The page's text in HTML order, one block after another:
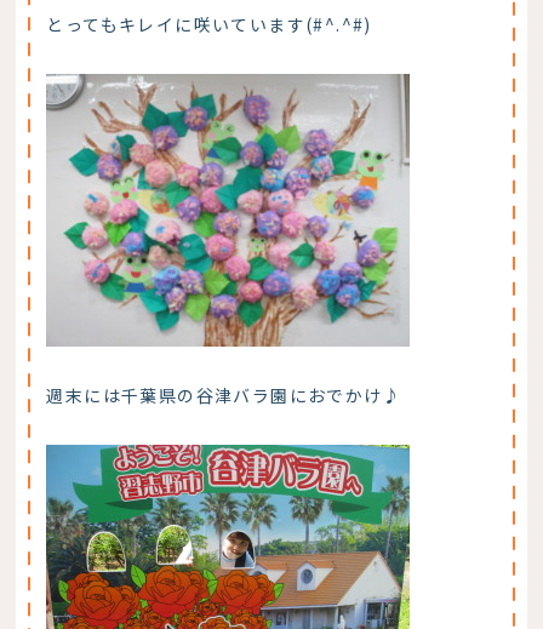
とってもキレイに咲いています(#^.^#)
週末には千葉県の谷津バラ園におでかけ♪